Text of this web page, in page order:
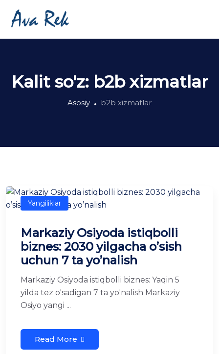
Kalit so'z: b2b xizmatlar
Asosiy b2b xizmatlar
Yangiliklar
Markaziy Osiyoda istiqbolli
biznes: 2030 yilgacha o’sish
uchun 7 ta yo’nalish
Markaziy Osiyoda istiqbolli biznes: Yaqin 5
yilda tez o'sadigan 7 ta yo'nalish Markaziy
Osiyo yangi ...
Read More